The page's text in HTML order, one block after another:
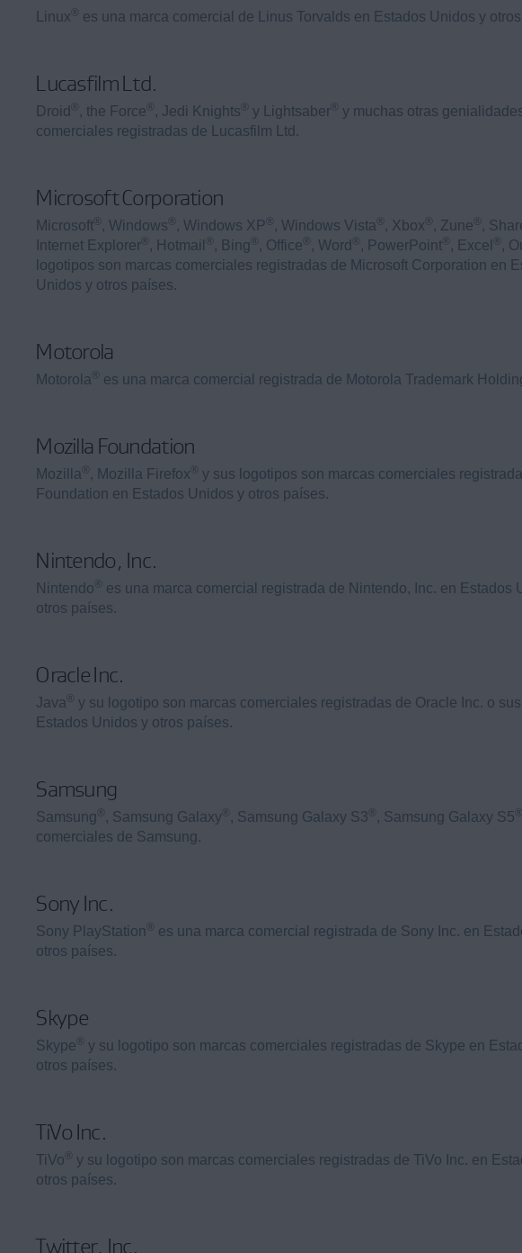
Linux ® es una marca comercial de Linus Torvalds en Estados Unidos y
Lucasfilm Ltd.
Droid ® , the Force ® , Jedi Knights ® y Lightsaber ® y muchas otras
comerciales registradas de Lucasfilm Ltd.
Microsoft Corporation
Microsoft ® , Windows ® , Windows XP ® , Windows Vista ® , Xbox ® , Zune ® ,
Internet Explorer ® , Hotmail ® , Bing ® , Office ® , Word ® , PowerPoint ® , Excel ® ,
logotipos son marcas comerciales registradas de Microsoft Corporation en
Unidos y otros países.
Motorola
Motorola ® es una marca comercial registrada de Motorola Trademark
Mozilla Foundation
Mozilla ® , Mozilla Firefox ® y sus logotipos son marcas comerciales
Foundation en Estados Unidos y otros países.
Nintendo, Inc.
Nintendo ®
es una marca comercial registrada de Nintendo, Inc. en Estados
otros países.
Oracle Inc.
Java ® y su logotipo son marcas comerciales registradas de Oracle Inc. o
Estados Unidos y otros países.
Samsung
Samsung ® , Samsung Galaxy ® , Samsung Galaxy S3 ® , Samsung Galaxy S5 ®
comerciales de Samsung.
Sony Inc.
Sony PlayStation ®
es una marca comercial registrada de Sony Inc. en
otros países.
Skype
Skype ® y su logotipo son marcas comerciales registradas de Skype en
otros países.
TiVo Inc.
TiVo ® y su logotipo son marcas comerciales registradas de TiVo Inc. en
otros países.
Twitter, Inc.